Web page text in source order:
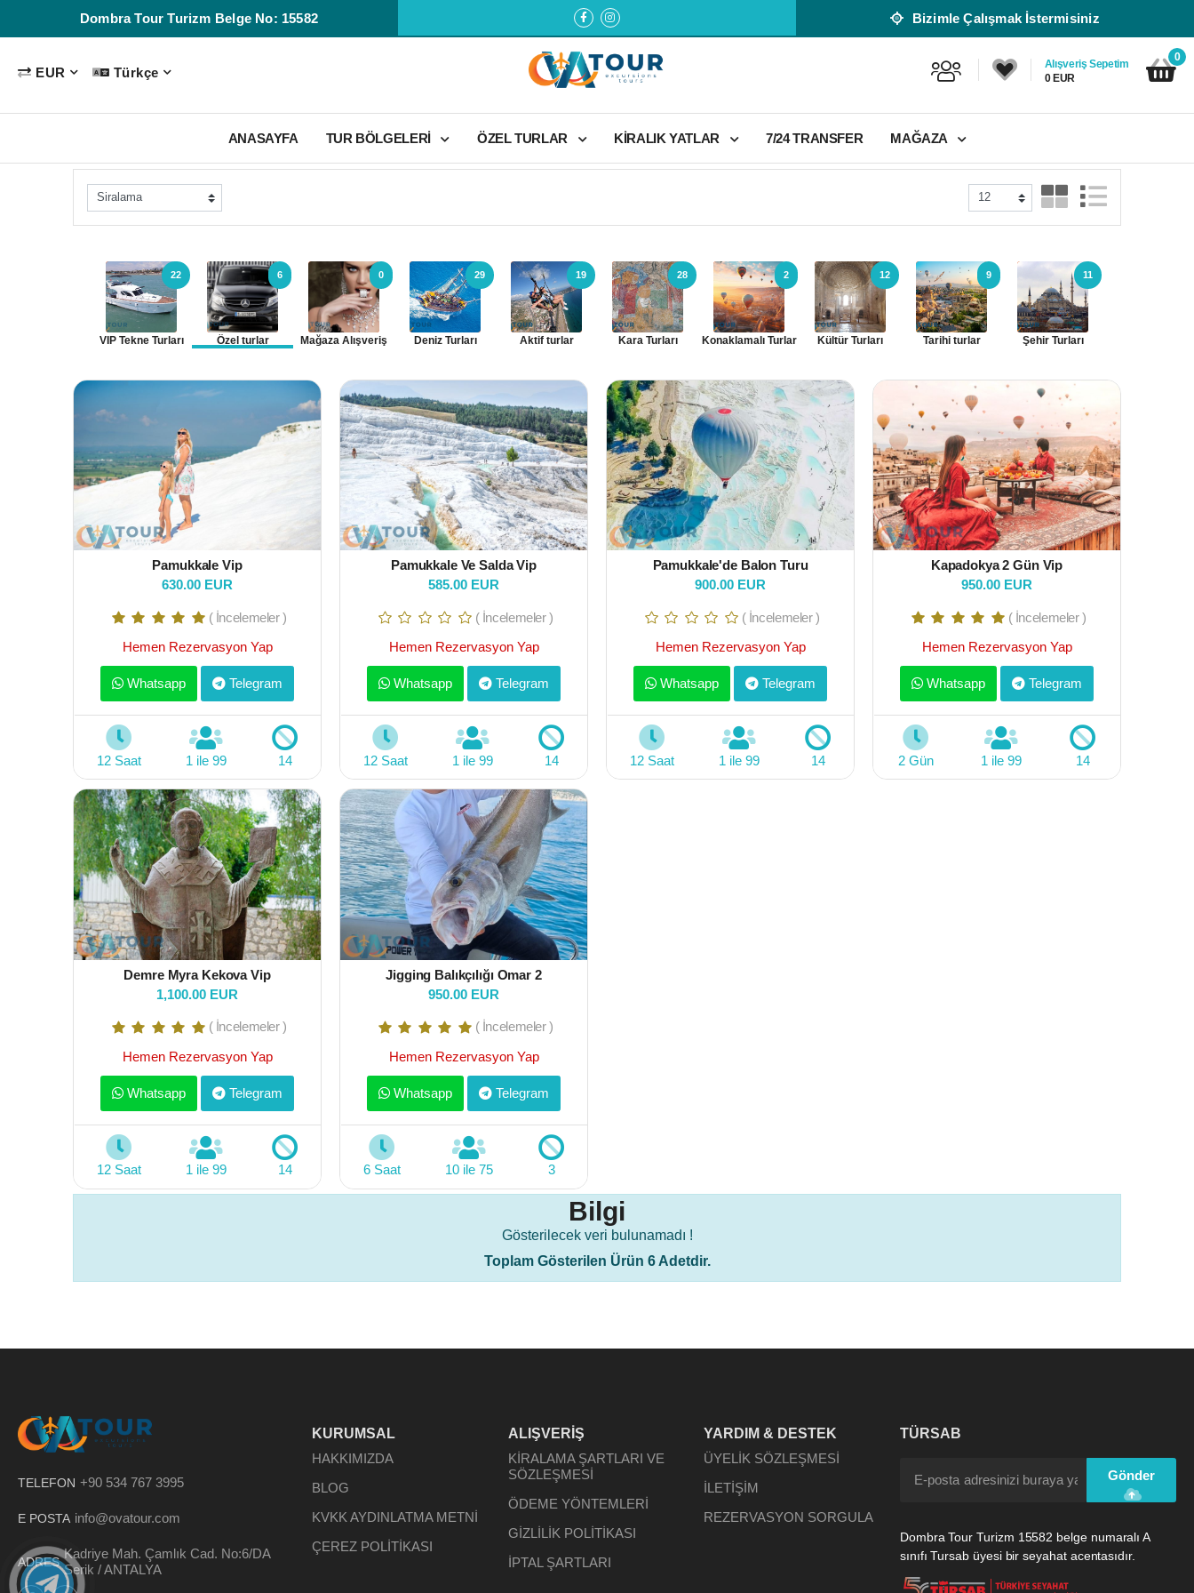
Dombra Tour Turizm Belge No: 15582 Bizimle Çalışmak İstermisiniz
EUR Türkçe
Alışveriş Sepetim
0 EUR
0
ANASAYFA TUR BÖLGELERİ ÖZEL TURLAR KİRALIK YATLAR 7/24 TRANSFER MAĞAZA
VIP Tekne Turları
22
Özel turlar
6
Mağaza Alışveriş
0
Deniz Turları
29
Aktif turlar
19
Kara Turları
28
Konaklamalı Turlar
2
Kültür Turları
12
Tarihi turlar
9
Şehir Turları
11
Pamukkale Vip
630.00 EUR
( İncelemeler )
Hemen Rezervasyon Yap
Whatsapp Telegram
12 Saat 1 ile 99 14
Pamukkale Ve Salda Vip
585.00 EUR
( İncelemeler )
Hemen Rezervasyon Yap
Whatsapp Telegram
12 Saat 1 ile 99 14
Pamukkale'de Balon Turu
900.00 EUR
( İncelemeler )
Hemen Rezervasyon Yap
Whatsapp Telegram
12 Saat 1 ile 99 14
Kapadokya 2 Gün Vip
950.00 EUR
( İncelemeler )
Hemen Rezervasyon Yap
Whatsapp Telegram
2 Gün 1 ile 99 14
Demre Myra Kekova Vip
1,100.00 EUR
( İncelemeler )
Hemen Rezervasyon Yap
Whatsapp Telegram
12 Saat 1 ile 99 14
Jigging Balıkçılığı Omar 2
950.00 EUR
( İncelemeler )
Hemen Rezervasyon Yap
Whatsapp Telegram
6 Saat 10 ile 75 3
Bilgi
Gösterilecek veri bulunamadı !
Toplam Gösterilen Ürün 6 Adetdir.
TELEFON +90 534 767 3995
E POSTA info@ovatour.com
ADRES
Kadriye Mah. Çamlık Cad. No:6/DA
Serik / ANTALYA
KURUMSAL
HAKKIMIZDA
BLOG
KVKK AYDINLATMA METNİ
ÇEREZ POLİTİKASI
ALIŞVERİŞ
KİRALAMA ŞARTLARI VE
SÖZLEŞMESİ
ÖDEME YÖNTEMLERİ
GİZLİLİK POLİTİKASI
İPTAL ŞARTLARI
YARDIM & DESTEK
ÜYELİK SÖZLEŞMESİ
İLETİŞİM
REZERVASYON SORGULA
TÜRSAB
Gönder
Dombra Tour Turizm 15582 belge numaralı A
sınıfı Tursab üyesi bir seyahat acentasıdır.